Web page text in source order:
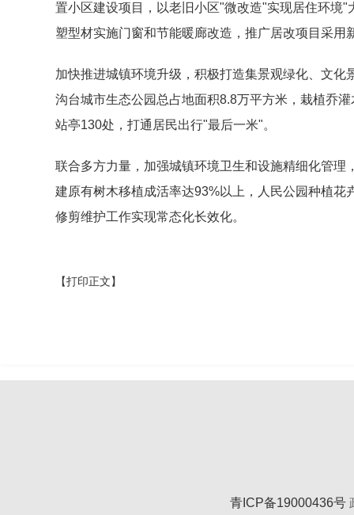
置小区建设项目，以老旧小区"微改造"实现居住环境
塑型材实施门窗和节能暖廊改造，推广居改项目采
加快推进城镇环境升级，积极打造集景观绿化、文
沟台城市生态公园总占地面积8.8万平方米，栽植乔
站亭130处，打通居民出行"最后一米"。
联合多方力量，加强城镇环境卫生和设施精细化管
建原有树木移植成活率达93%以上，人民公园种植
修剪维护工作实现常态化长效化。
【打印正文】
青ICP备19000436号